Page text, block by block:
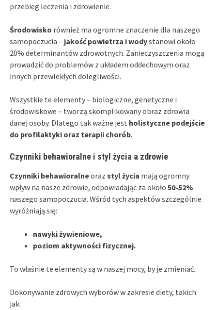
przebieg leczenia i zdrowienie.
Środowisko również ma ogromne znaczenie dla naszego
samopoczucia – jakość powietrza i wodystanowi około
20% determinantów zdrowotnych. Zanieczyszczenia mogą
prowadzić do problemów z układem oddechowym oraz
innych przewlekłych dolegliwości.
Wszystkie te elementy – biologiczne, genetyczne i
środowiskowe – tworzą skomplikowany obraz zdrowia
danej osoby. Dlatego tak ważne jest holistyczne podejście
do profilaktyki oraz terapii chorób.
Czynniki behawioralne i styl życia a zdrowie
Czynniki behawioralneoraz styl życia mają ogromny
wpływ na nasze zdrowie, odpowiadając za około 50-52%
naszego samopoczucia. Wśród tych aspektów szczególnie
wyróżniają się:
nawyki żywieniowe,
poziom aktywności fizycznej.
To właśnie te elementy są w naszej mocy, by je zmieniać.
Dokonywanie zdrowych wyborów w zakresie diety, takich
jak: